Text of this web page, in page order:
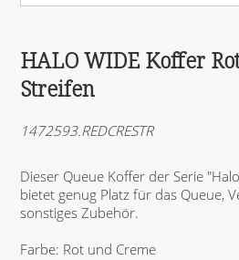
HALO WIDE Koffer
Streifen
1472593.REDCRESTR
Dieser Queue Koffer der Serie
bietet genug Platz für das Queue,
sonstiges Zubehör.
Farbe: Rot und Creme